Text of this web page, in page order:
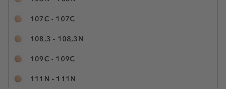
107C - 107C
108,3 - 108,3N
109C - 109C
111N - 111N
30 ml